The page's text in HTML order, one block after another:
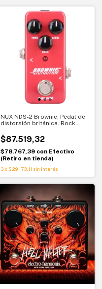
NUX NDS-2 Brownie. Pedal de
distorsión británica. Rock
$87.519,32
$78.767,39 con Efectivo
(Retiro en tienda)
3 x $29.173,11 sin interés